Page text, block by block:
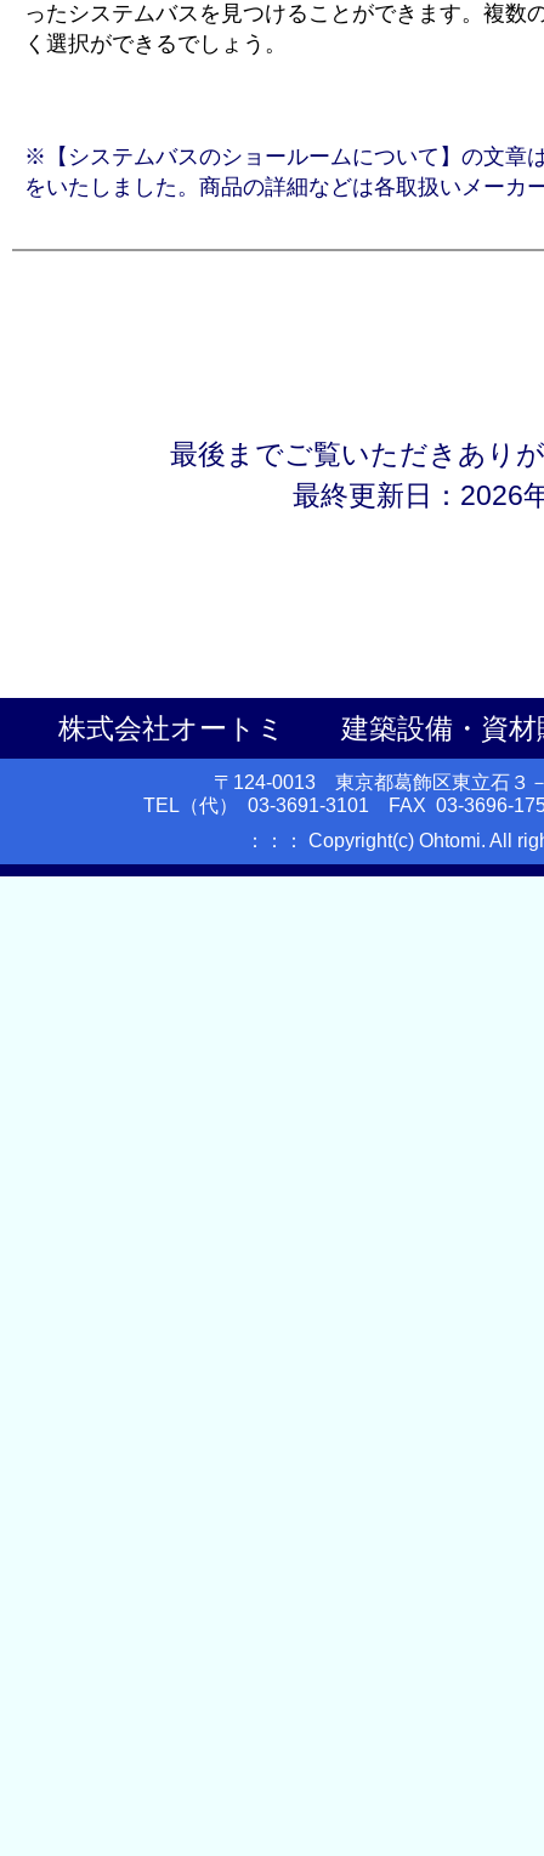
ったシステムバスを見つけることができます。複数
く選択ができるでしょう。
※【システムバスのショールームについて】の文章
をいたしました。商品の詳細などは各取扱いメーカ
最後までご覧いただきあり
最終更新日：2026
株式会社オートミ 建築設備・資材
〒124-0013 東京都葛飾区東立石３
TEL（代） 03-3691-3101 FAX 03-3696-
：：： Copyright(c) Ohtomi. All